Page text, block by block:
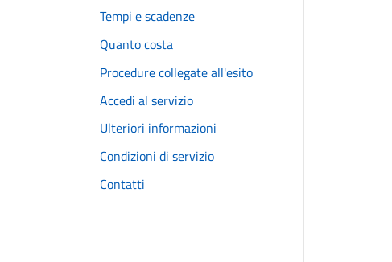
Tempi e scadenze
Quanto costa
Procedure collegate all'esito
Accedi al servizio
Ulteriori informazioni
Condizioni di servizio
Contatti